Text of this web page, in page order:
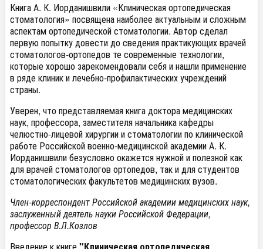
Книга А. К. Иорданишвили «Клиническая ортопедическая
стоматология» посвящена наиболее актуальным и сложным
аспектамортопедическойстоматологии. Автор сделал
первую попытку довести до сведения практикующих врачей
стоматологов-ортопедов те современные технологии,
которые хорошо зарекомендовали себя инашли применение
в ряде клиник и лечебно-профилактических учреждений
страны.
Уверен, что представляемая книга докторамедицинских
наук, профессора, заместителя начальника кафедры
челюстно-лицевой хирургии истоматологиипо клинической
работе Российскойвоенно-медицинскойакадемии А. К.
Иорданишвилибезусловноокажется нужной и полезной как
для врачейстоматологов ортопедов, так и для студентов
стоматологическихфакультетов медицинскихвузов.
Член-корреспондент Российской академиимедицинскихнаук,
заслуженный деятельнаукиРоссийской Федерации,
профессор В.Л.Козлов